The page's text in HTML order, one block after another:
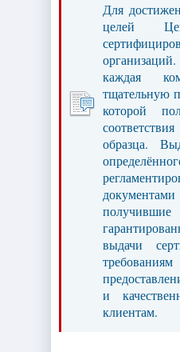
Для
целей
каждая
тщательную
которой
образца.
получившие
выдачи
и
клиентам.